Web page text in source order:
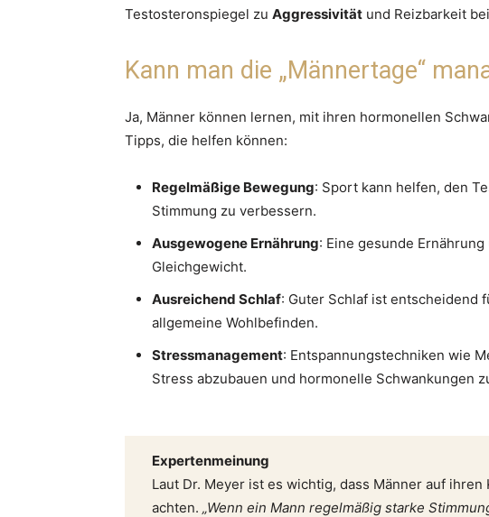
Testosteronspiegel zu Aggressivität und Reizbarkeit
Kann man die „Männertage“
Ja, Männer können lernen, mit ihren hormonellen
Tipps, die helfen können:
Regelmäßige Bewegung: Sport kann helfen, den
Stimmung zu verbessern.
Ausgewogene Ernährung: Eine gesunde
Gleichgewicht.
Ausreichend Schlaf: Guter Schlaf ist entscheidend
allgemeine Wohlbefinden.
Stressmanagement: Entspannungstechniken wie
Stress abzubauen und hormonelle Schwankungen
Expertenmeinung
Laut Dr. Meyer ist es wichtig, dass Männer auf
achten. „Wenn ein Mann regelmäßig starke